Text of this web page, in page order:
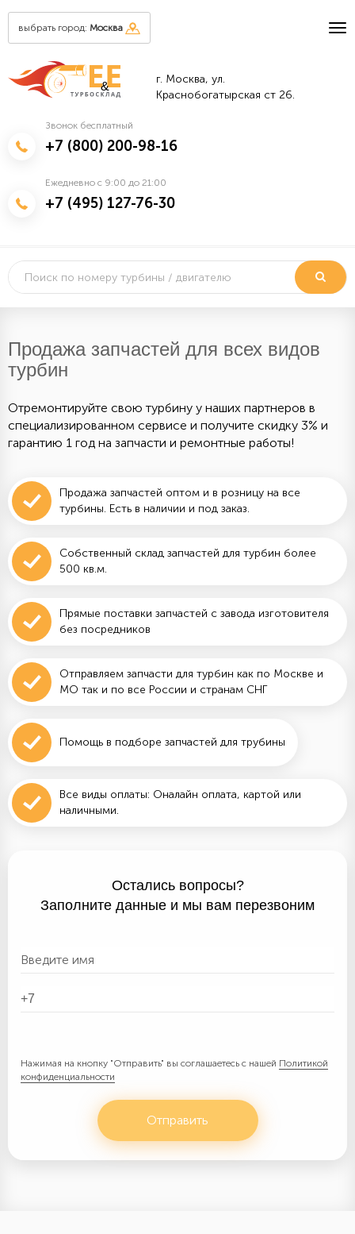
выбрать город: Москва
&
г. Москва, ул.
Краснобогатырская ст 26.
Звонок бесплатный
+7 (800) 200-98-16
Ежедневно с 9:00 до 21:00
+7 (495) 127-76-30
Продажа запчастей для всех видов
турбин
Отремонтируйте свою турбину у наших партнеров в
специализированном сервисе и получите скидку 3% и
гарантию 1 год на запчасти и ремонтные работы!
Продажа запчастей оптом и в розницу на все
турбины. Есть в наличии и под заказ.
Собственный склад запчастей для турбин более
500 кв.м.
Прямые поставки запчастей с завода изготовителя
без посредников
Отправляем запчасти для турбин как по Москве и
МО так и по все России и странам СНГ
Помощь в подборе запчастей для трубины
Все виды оплаты: Оналайн оплата, картой или
наличными.
Остались вопросы?
Заполните данные и мы вам перезвоним
Нажимая на кнопку "Отправить" вы соглашаетесь с нашей Политикой
конфиденциальности
Отправить